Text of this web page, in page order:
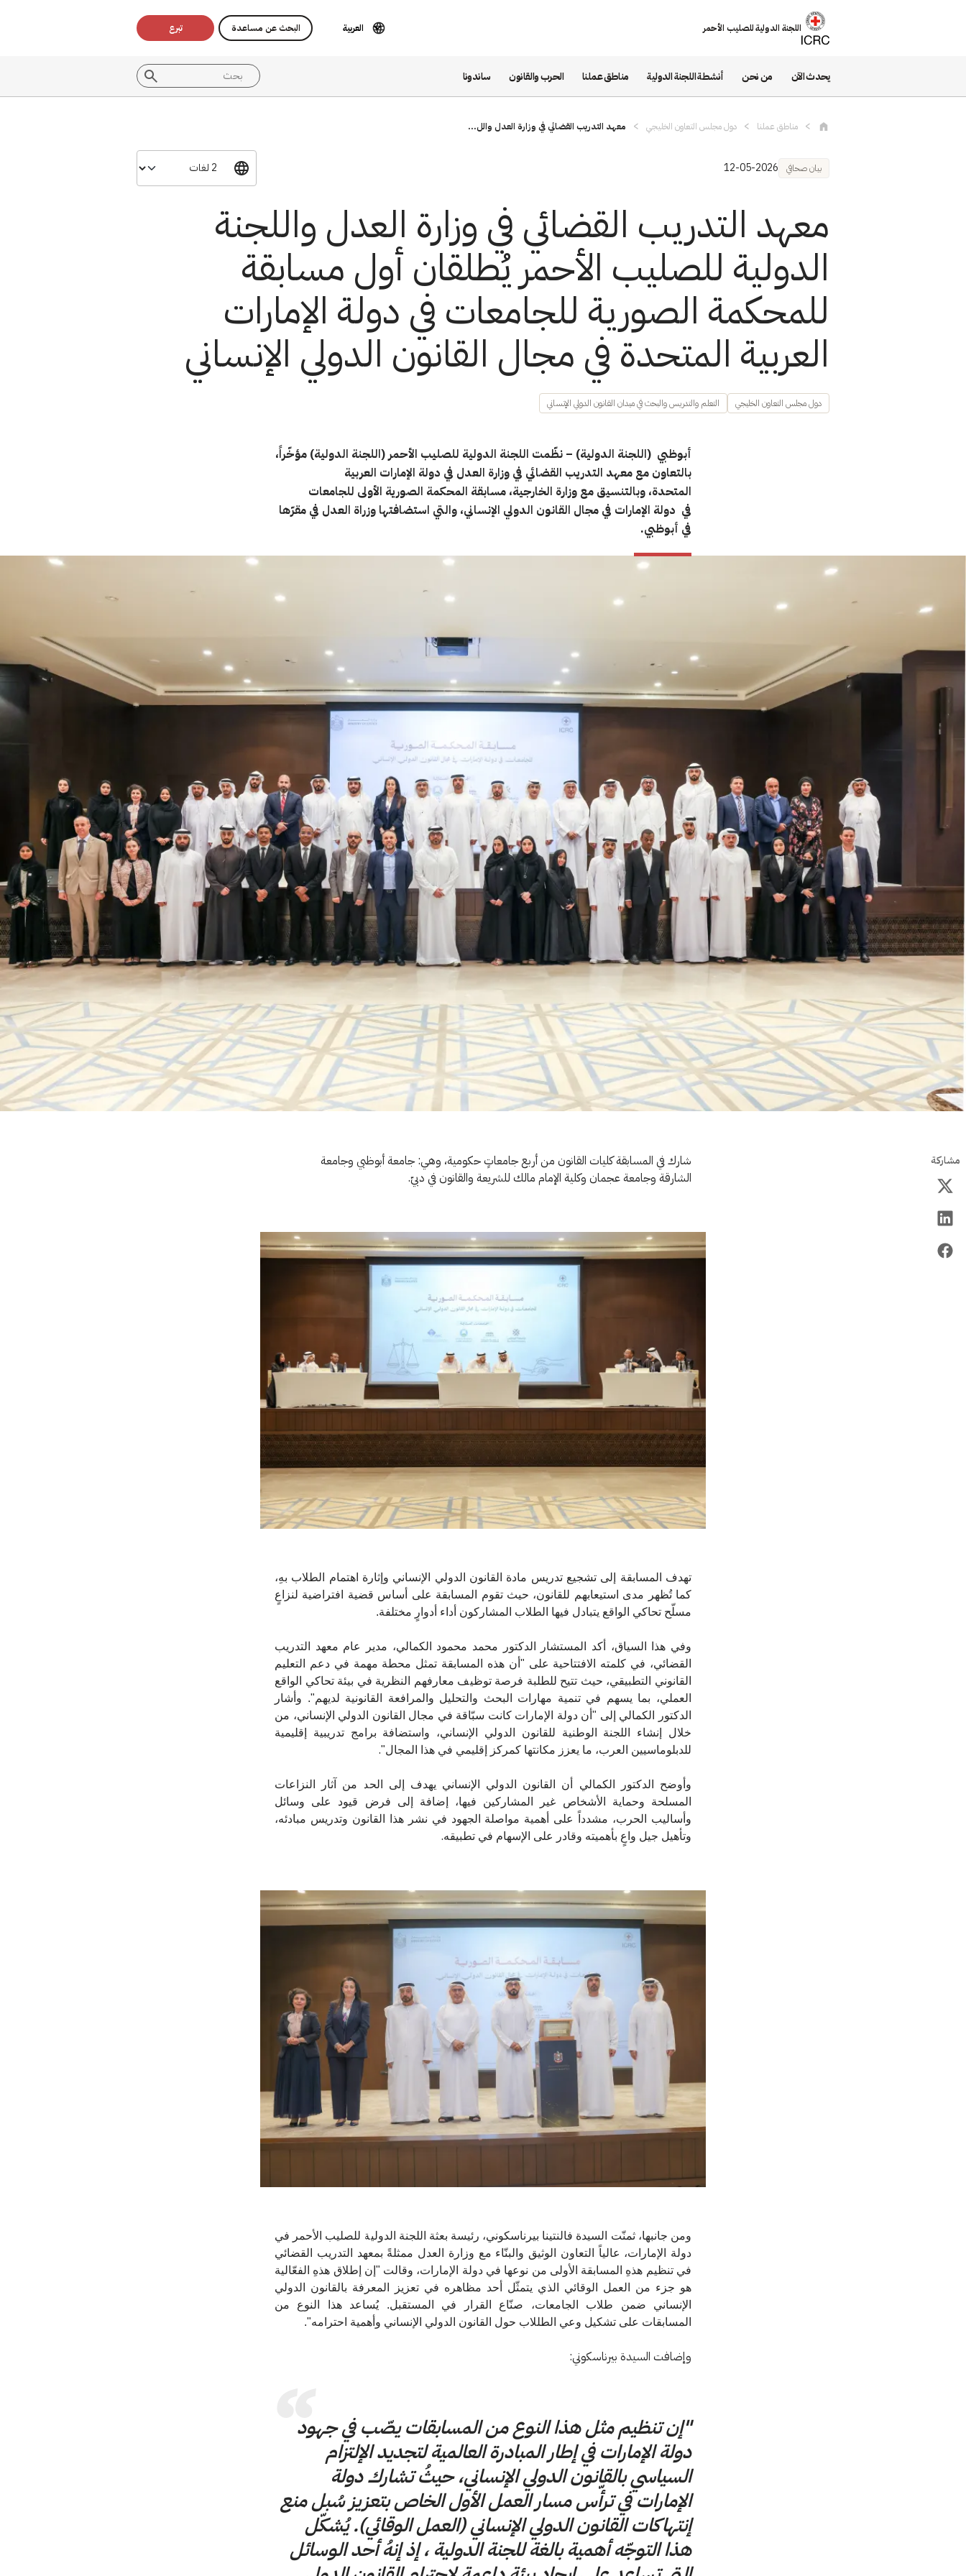
اللجنة الدولية للصليب الأحمر العربية البحث عن مساعدة تبرع
يحدث الآن من نحن أنشطة اللجنة الدولية مناطق عملنا الحرب والقانون ساندونا
مناطق عملنا دول مجلس التعاون الخليجي معهد التدريب القضائي في وزارة العدل والل...
بيان صحافي 12-05-2026
معهد التدريب القضائي في وزارة العدل واللجنة
الدولية للصليب الأحمر يُطلقان أول مسابقة
للمحكمة الصورية للجامعات في دولة الإمارات
العربية المتحدة في مجال القانون الدولي الإنساني
دول مجلس التعاون الخليجي التعلم والتدريس والبحث في ميدان القانون الدولي الإنساني
أبوظبي (اللجنة الدولية) – نظّمت اللجنة الدولية للصليب الأحمر (اللجنة الدولية) مؤخّراً،
بالتعاون مع معهد التدريب القضائي في وزارة العدل في دولة الإمارات العربية
المتحدة، وبالتنسيق مع وزارة الخارجية، مسابقة المحكمة الصورية الأولى للجامعات
في دولة الإمارات في مجال القانون الدولي الإنساني، والتي استضافتها وزراة العدل في مقرّها
في أبوظبي.
مشاركة
شارك في المسابقة كليات القانون من أربع جامعاتٍ حكومية، وهي: جامعة أبوظبي وجامعة
الشارقة وجامعة عجمان وكلية الإمام مالك للشريعة والقانون في دبيّ.
تهدف المسابقة إلى تشجيع تدريس مادة القانون الدولي الإنساني وإثارة اهتمام الطلاب بهِ،
كما تُظهر مدى استيعابهم للقانون، حيث تقوم المسابقة على أساس قضية افتراضية لنزاعٍ
مسلّح تحاكي الواقع يتبادل فيها الطلاب المشاركون أداء أدوارٍ مختلفة.
وفي هذا السياق،
أكد المستشار الدكتور محمد محمود الكمالي، مدير عام معهد التدريب
القضائي، في كلمته الافتتاحية على "أن هذه المسابقة تمثل محطة مهمة في دعم التعليم
القانوني التطبيقي، حيث تتيح للطلبة فرصة توظيف معارفهم النظرية في بيئة تحاكي الواقع
العملي، بما يسهم في تنمية مهارات البحث والتحليل والمرافعة القانونية لديهم". وأشار
الدكتور الكمالي إلى "أن دولة الإمارات كانت سبّاقة في مجال القانون الدولي الإنساني، من
خلال إنشاء اللجنة الوطنية للقانون الدولي الإنساني، واستضافة برامج تدريبية إقليمية
للدبلوماسيين العرب، ما يعزز مكانتها كمركز إقليمي في هذا المجال".
وأوضح الدكتور الكمالي أن القانون الدولي الإنساني يهدف إلى الحد من آثار النزاعات
المسلحة وحماية الأشخاص غير المشاركين فيها، إضافة إلى فرض قيود على وسائل
وأساليب الحرب، مشدداً على أهمية مواصلة الجهود في نشر هذا القانون وتدريس مبادئه،
وتأهيل جيل واعٍ بأهميته وقادر على الإسهام في تطبيقه.
ومن جانبها، ثمنّت السيدة فالنتينا بيرناسكوني، رئيسة بعثة اللجنة الدولية للصليب الأحمر في
دولة الإمارات، عالياً التعاون الوثيق والبنّاء مع وزارة العدل ممثلةً بمعهد التدريب القضائي
في تنظيم هذهِ المسابقة الأولى من نوعها في دولة الإمارات، وقالت "إن إطلاق هذهِ الفعّالية
هو جزء من العمل الوقائي الذي يتمثّل أحد مظاهره في تعزيز المعرفة بالقانون الدولي
الإنساني ضمن طلاب الجامعات، صنّاع القرار في المستقبل. يُساعد هذا النوع من
المسابقات على تشكيل وعي الطللاب حول القانون الدولي الإنساني وأهمية احترامه".
وإضافت السيدة بيرناسكوني:
"إن تنظيم مثل هذا النوع من المسابقات يصّب في جهود
دولة الإمارات في إطار المبادرة العالمية لتجديد الإلتزام
السياسي بالقانون الدولي الإنساني، حيثُ تشارك دولة
الإمارات في ترأّس مسار العمل الأول الخاص بتعزيز سُبل منع
إنتهاكات القانون الدولي الإنساني (العمل الوقائي). يُشكّل
هذا التوجّه أهمية بالغة للجنة الدولية ، إذ إنهُ أحد الوسائل